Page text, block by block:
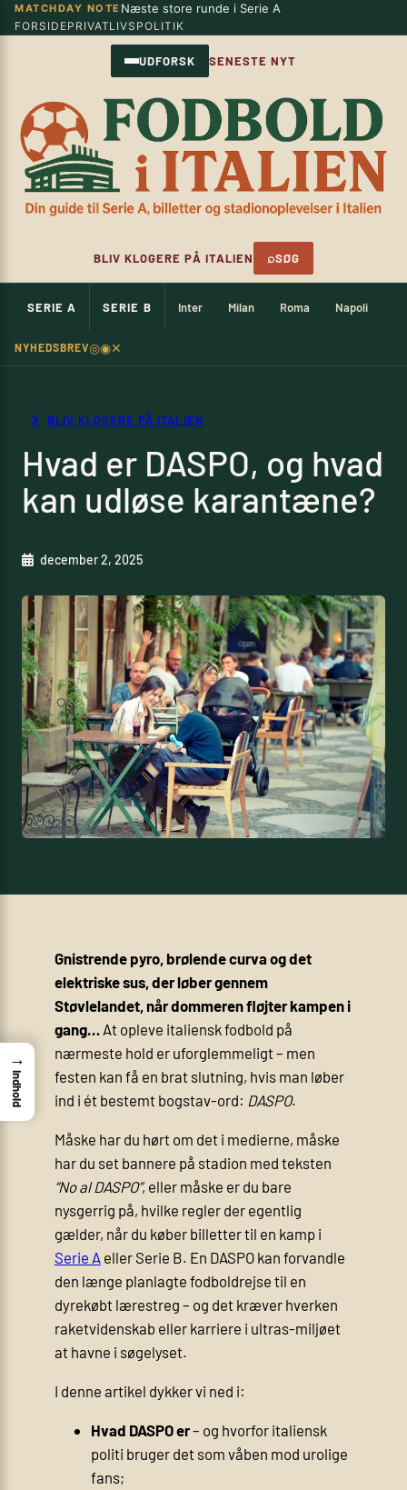
Spring
til
MATCHDAY NOTE Næste store runde i Serie A
FORSIDEPRIVATLIVSPOLITIK
UDFORSK SENESTE NYT
BLIV KLOGERE PÅ ITALIEN ⌕SØG
SERIE A SERIE B Inter Milan Roma Napoli
NYHEDSBREV◎◉✕
BLIV KLOGERE PÅ ITALIEN
Hvad er DASPO, og hvad
kan udløse karantæne?
december 2, 2025
Gnistrende pyro, brølende curva og det
elektriske sus, der løber gennem
Støvlelandet, når dommeren fløjter kampen i
gang…At opleve italiensk fodbold på
nærmeste hold er uforglemmeligt – men
festen kan få en brat slutning, hvis man løber
ind i ét bestemt bogstav­-ord: DASPO.
Måske har du hørt om det i medierne, måske
har du set bannere på stadion med teksten
“No al DASPO”, eller måske er du bare
nysgerrig på, hvilke regler der egentlig
gælder, når du køber billetter til en kamp i
Serie A eller Serie B. En DASPO kan forvandle
den længe planlagte fodboldrejse til en
dyrekøbt lærestreg – og det kræver hverken
raketvidenskab eller karriere i ultras-miljøet
at havne i søgelyset.
I denne artikel dykker vi ned i:
Hvad DASPO er– og hvorfor italiensk
politi bruger det som våben mod urolige
fans;
→
Indhold